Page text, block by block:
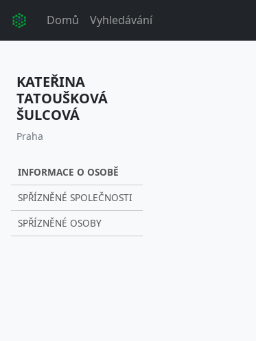
Domů Vyhledávání
KATEŘINA
TATOUŠKOVÁ
ŠULCOVÁ
Praha
INFORMACE O OSOBĚ
SPŘÍZNĚNÉ SPOLEČNOSTI
SPŘÍZNĚNÉ OSOBY